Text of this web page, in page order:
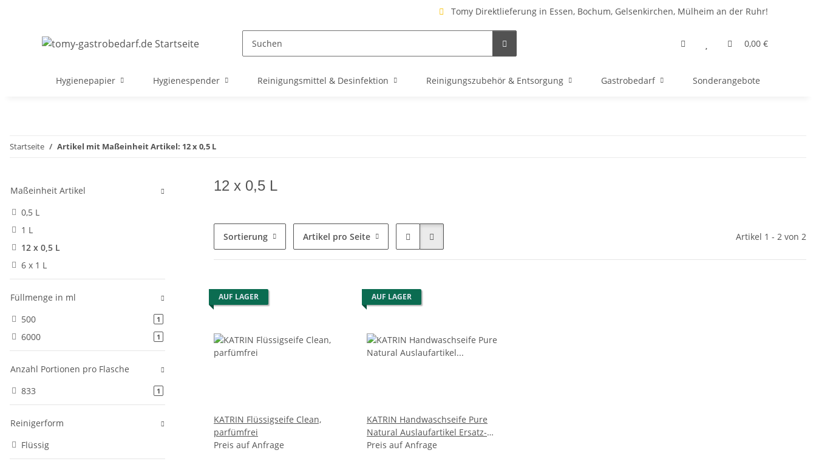
Tomy Direktlieferung in Essen, Bochum, Gelsenkirchen, Mülheim an der Ruhr!
0,00 €
Hygienepapier Hygienespender Reinigungsmittel & Desinfektion Reinigungszubehör & Entsorgung Gastrobedarf Sonderangebote
Startseite Artikel mit Maßeinheit Artikel: 12 x 0,5 L
12 x 0,5 L
Sortierung Artikel pro Seite Artikel 1 - 2 von 2
AUF LAGER
KATRIN Flüssigseife Clean,
parfümfrei
Preis auf Anfrage
AUF LAGER
KATRIN Handwaschseife Pure
Natural Auslaufartikel Ersatz-
350095
Preis auf Anfrage
Maßeinheit Artikel
0,5 L
1 L
12 x 0,5 L
6 x 1 L
Füllmenge in ml
500
1Artikel gefunden
6000 1Artikel gefunden
Anzahl Portionen pro Flasche
833
1Artikel gefunden
Reinigerform
Flüssig